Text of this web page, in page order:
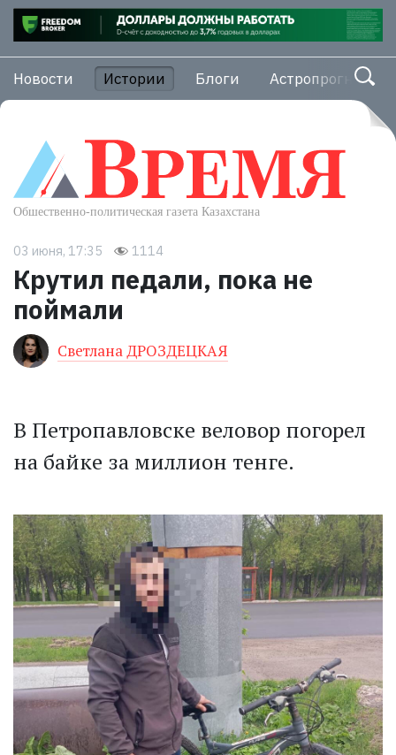
Новости Истории Блоги Астропрогноз
03 июня, 17:35 1114
Крутил педали, пока не
поймали
Светлана ДРОЗДЕЦКАЯ
В Петропавловске веловор погорел
на байке за миллион тенге.